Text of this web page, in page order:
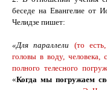
беседе на Евангелие от
Челидзе пишет:
«Для параллели (то
головы в воду, человека,
полного телесного
«Когда мы погружаем